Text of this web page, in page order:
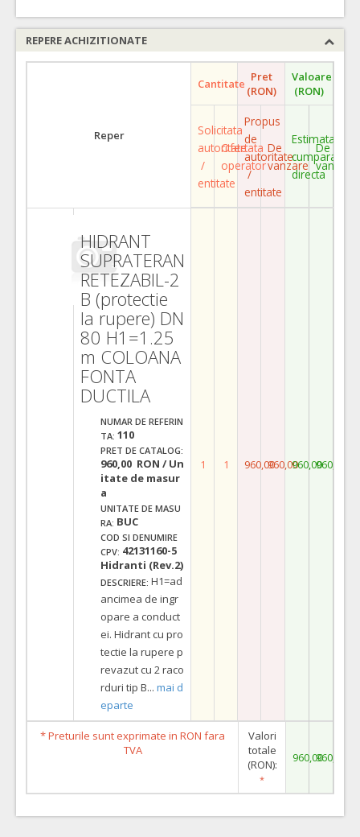
REPERE ACHIZITIONATE
Reper
Cantitate Pret
(RON)
Valoare
(RON)
Solicitata
autoritate
/
entitate
Ofertata
operator
Propus
de
autoritate
/
entitate
De
vanzare
Estimata
cumparare
directa
De
vanzare
HIDRANT
SUPRATERAN
RETEZABIL-2
B (protectie
la rupere) DN
80 H1=1.25
m COLOANA
FONTA
DUCTILA
NUMAR DE REFERIN
TA: 110
PRET DE CATALOG:
960,00 RON / Un
itate de masur
a
UNITATE DE MASU
RA: BUC
COD SI DENUMIRE
CPV: 42131160-5
Hidranti (Rev.2)
DESCRIERE: H1=ad
ancimea de ingr
opare a conduct
ei. Hidrant cu pro
tectie la rupere p
revazut cu 2 raco
rduri tip B... mai d
eparte
1 1 960,00960,00960,00960,00
* Preturile sunt exprimate in RON fara
TVA
Valori
totale
(RON):
*
960,00960,00